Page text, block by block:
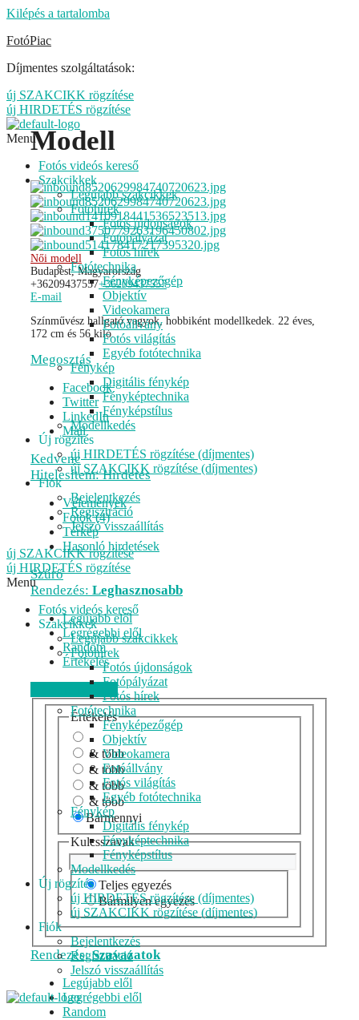
Kilépés a tartalomba
FotóPiac
Díjmentes szolgáltatások:
új SZAKCIKK rögzítése
új HIRDETÉS rögzítése
Menu
Fotós videós kereső
Szakcikkek
Legújabb szakcikkek
Fotóhírek
Fotós újdonságok
Fotópályázat
Fotós hírek
Fotótechnika
Fényképezőgép
Objektív
Videokamera
Fotóállvány
Fotós világítás
Egyéb fotótechnika
Fénykép
Digitális fénykép
Fényképtechnika
Fényképstílus
Modellkedés
Új rögzítés
új HIRDETÉS rögzítése (díjmentes)
új SZAKCIKK rögzítése (díjmentes)
Fiók
Bejelentkezés
Regisztráció
Jelszó visszaállítás
új SZAKCIKK rögzítése
új HIRDETÉS rögzítése
Menu
Fotós videós kereső
Szakcikkek
Legújabb szakcikkek
Fotóhírek
Fotós újdonságok
Fotópályázat
Fotós hírek
Fotótechnika
Fényképezőgép
Objektív
Videokamera
Fotóállvány
Fotós világítás
Egyéb fotótechnika
Fénykép
Digitális fénykép
Fényképtechnika
Fényképstílus
Modellkedés
Új rögzítés
új HIRDETÉS rögzítése (díjmentes)
új SZAKCIKK rögzítése (díjmentes)
Fiók
Bejelentkezés
Regisztráció
Jelszó visszaállítás
Modell
Női modell
Budapest, Magyarország
+36209437557+36209437557
E-mail
Színművész hallgató vagyok, hobbiként modellkedek. 22 éves,
172 cm és 56 kiló.
Megosztás
Facebook
Twitter
LinkedIn
Mail
Kedvenc
Hitelesítem: Hirdetés
Vélemények
Fotók (4)
Térkép
Hasonló hirdetések
Szűrő
Rendezés: Leghasznosabb
Legújabb elől
Legrégebbi elől
Random
Értékelés
Véleményezem
Értékelés
& több
& több
& több
& több
Bármennyi
Kulcsszavak
Teljes egyezés
Bármilyen egyezés
Rendezés:Szavazatok
Legújabb elől
Legrégebbi elől
Random